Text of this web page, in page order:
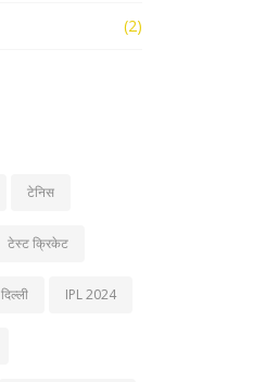
(2)
टेनिस
टेस्ट क्रिकेट
दिल्ली IPL 2024